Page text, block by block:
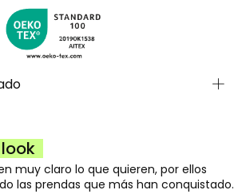
muy claro lo que quieren, por ellos
las prendas que más han conquistado.